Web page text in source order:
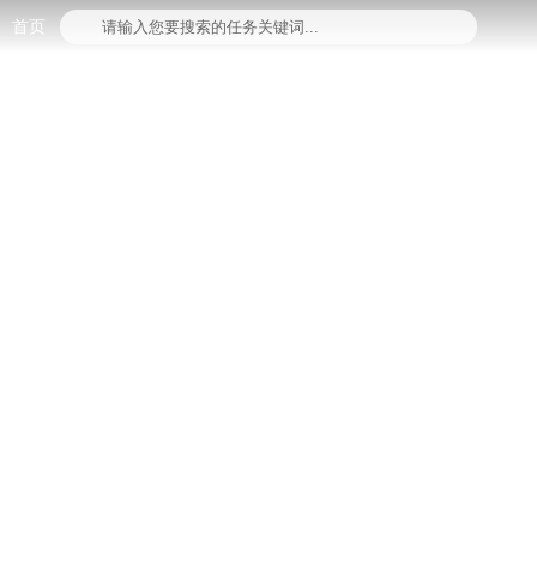
首页 请输入您要搜索的任务关键词...